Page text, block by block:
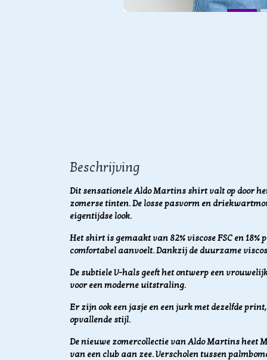
Beschrijving
Dit sensationele Aldo Martins shirt valt op door
zomerse tinten. De losse pasvorm en
eigentijdse look.
Het shirt is gemaakt van 82% viscose FSC en
comfortabel aanvoelt. Dankzij de duurzame
De subtiele V-hals geeft het ontwerp een
voor een moderne uitstraling.
Er zijn ook een jasje en een jurk met dezelfde
opvallende stijl.
De nieuwe zomercollectie van Aldo Martins heet
van een club aan zee. Verscholen tussen